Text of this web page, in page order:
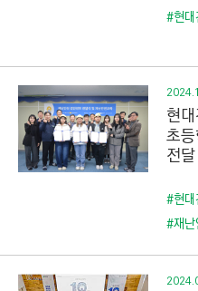
#현
현
초
전달
#현
#재